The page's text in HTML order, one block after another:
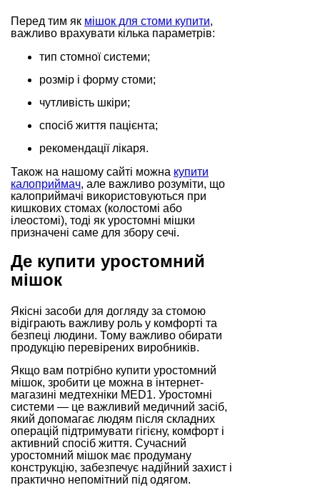
Перед тим як мішок для стоми купити,
важливо врахувати кілька параметрів:
тип стомної системи;
розмір і форму стоми;
чутливість шкіри;
спосіб життя пацієнта;
рекомендації лікаря.
Також на нашому сайті можна купити
калоприймач, але важливо розуміти, що
калоприймачі використовуються при
кишкових стомах (колостомі або
ілеостомі), тоді як уростомні мішки
призначені саме для збору сечі.
Де купити уростомний
мішок
Якісні засоби для догляду за стомою
відіграють важливу роль у комфорті та
безпеці людини. Тому важливо обирати
продукцію перевірених виробників.
Якщо вам потрібно купити уростомний
мішок, зробити це можна в інтернет-
магазині медтехніки MED1. Уростомні
системи — це важливий медичний засіб,
який допомагає людям після складних
операцій підтримувати гігієну, комфорт і
активний спосіб життя. Сучасний
уростомний мішок має продуману
конструкцію, забезпечує надійний захист і
практично непомітний під одягом.